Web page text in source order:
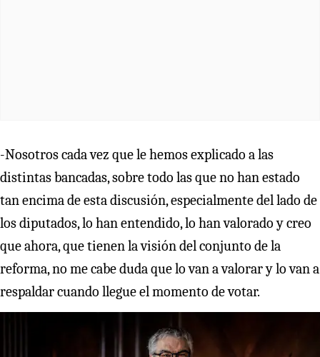
-Nosotros cada vez que le hemos explicado a las
distintas bancadas, sobre todo las que no han estado
tan encima de esta discusión, especialmente del lado de
los diputados, lo han entendido, lo han valorado y creo
que ahora, que tienen la visión del conjunto de la
reforma, no me cabe duda que lo van a valorar y lo van a
respaldar cuando llegue el momento de votar.